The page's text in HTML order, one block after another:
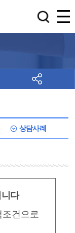
상담사례
다
건으로